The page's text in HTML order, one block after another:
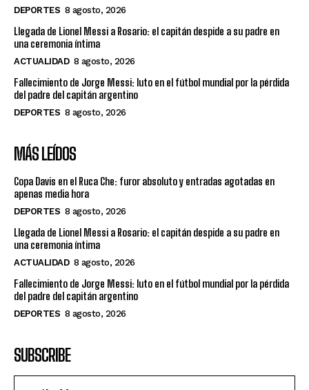
DEPORTES 8 agosto, 2026
Llegada de Lionel Messi a Rosario: el capitán despide a su padre en
una ceremonia íntima
ACTUALIDAD 8 agosto, 2026
Fallecimiento de Jorge Messi: luto en el fútbol mundial por la pérdida
del padre del capitán argentino
DEPORTES 8 agosto, 2026
MÁS LEÍDOS
Copa Davis en el Ruca Che: furor absoluto y entradas agotadas en
apenas media hora
DEPORTES 8 agosto, 2026
Llegada de Lionel Messi a Rosario: el capitán despide a su padre en
una ceremonia íntima
ACTUALIDAD 8 agosto, 2026
Fallecimiento de Jorge Messi: luto en el fútbol mundial por la pérdida
del padre del capitán argentino
DEPORTES 8 agosto, 2026
SUBSCRIBE